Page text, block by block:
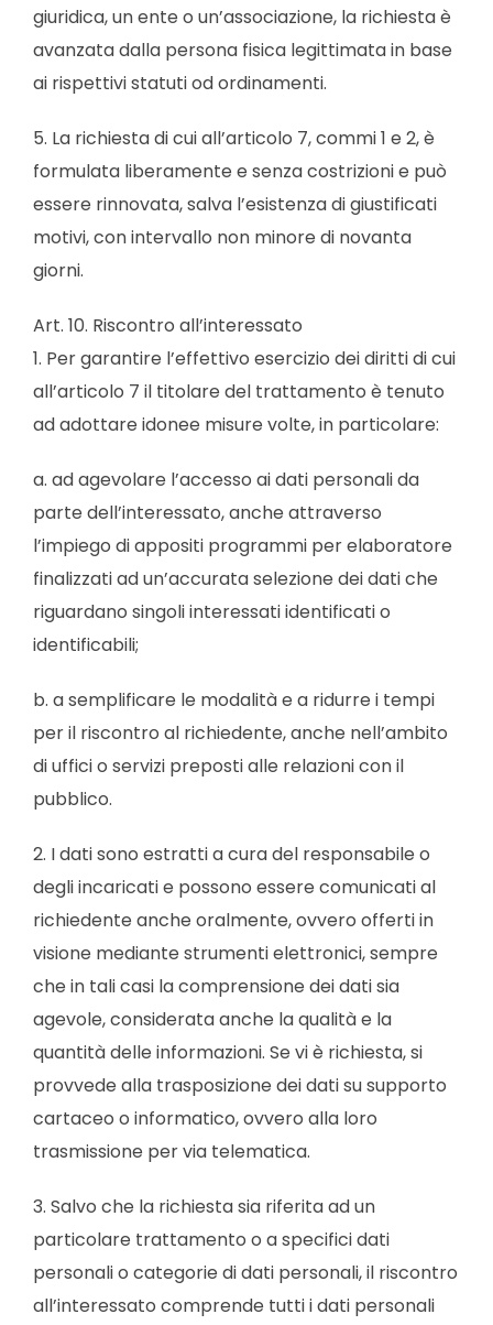
giuridica, un ente o un’associazione, la richiesta è
avanzata dalla persona fisica legittimata in base
ai rispettivi statuti od ordinamenti.
5. La richiesta di cui all’articolo 7, commi 1 e 2, è
formulata liberamente e senza costrizioni e può
essere rinnovata, salva l’esistenza di giustificati
motivi, con intervallo non minore di novanta
giorni.
Art. 10. Riscontro all’interessato
1. Per garantire l’effettivo esercizio dei diritti di cui
all’articolo 7 il titolare del trattamento è tenuto
ad adottare idonee misure volte, in particolare:
a. ad agevolare l’accesso ai dati personali da
parte dell’interessato, anche attraverso
l’impiego di appositi programmi per elaboratore
finalizzati ad un’accurata selezione dei dati che
riguardano singoli interessati identificati o
identificabili;
b. a semplificare le modalità e a ridurre i tempi
per il riscontro al richiedente, anche nell’ambito
di uffici o servizi preposti alle relazioni con il
pubblico.
2. I dati sono estratti a cura del responsabile o
degli incaricati e possono essere comunicati al
richiedente anche oralmente, ovvero offerti in
visione mediante strumenti elettronici, sempre
che in tali casi la comprensione dei dati sia
agevole, considerata anche la qualità e la
quantità delle informazioni. Se vi è richiesta, si
provvede alla trasposizione dei dati su supporto
cartaceo o informatico, ovvero alla loro
trasmissione per via telematica.
3. Salvo che la richiesta sia riferita ad un
particolare trattamento o a specifici dati
personali o categorie di dati personali, il riscontro
all’interessato comprende tutti i dati personali